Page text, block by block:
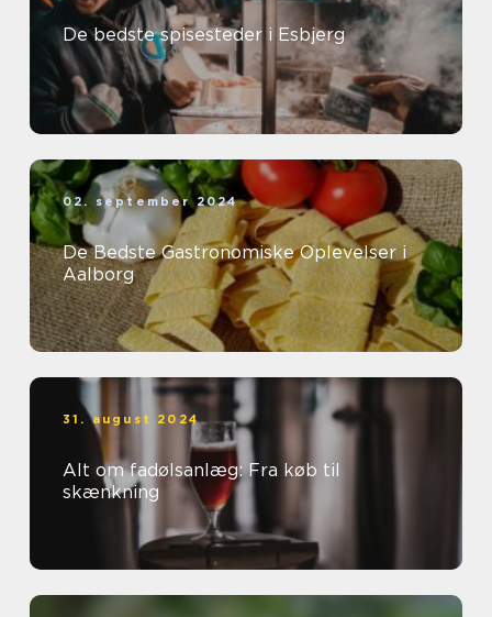
De bedste spisesteder i Esbjerg
02. september 2024
De Bedste Gastronomiske Oplevelser i
Aalborg
31. august 2024
Alt om fadølsanlæg: Fra køb til
skænkning